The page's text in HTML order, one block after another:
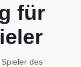
für
des